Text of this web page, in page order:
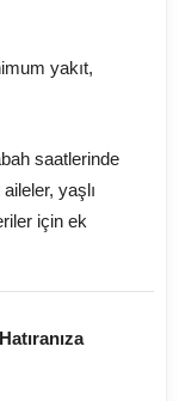
yakıt,
saatlerinde
yaşlı
için ek